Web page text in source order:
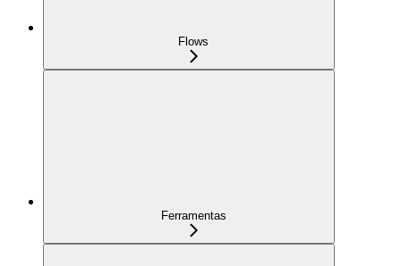
Flows
Ferramentas